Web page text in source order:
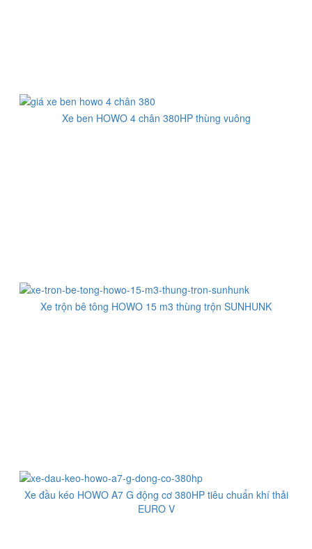
Xe ben HOWO 4 chân 380HP thùng vuông
Xe trộn bê tông HOWO 15 m3 thùng trộn SUNHUNK
Xe đầu kéo HOWO A7 G động cơ 380HP tiêu chuẩn khí thải
EURO V